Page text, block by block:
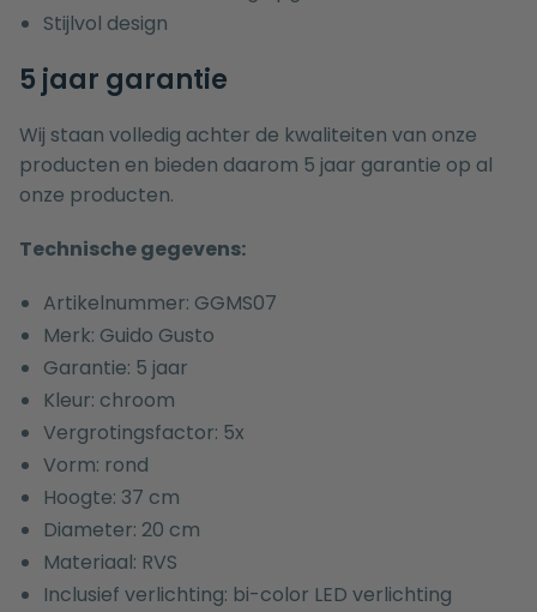
Stijlvol design
5 jaar garantie
Wij staan volledig achter de kwaliteiten van onze
producten en bieden daarom 5 jaar garantie op al
onze producten.
Technische gegevens:
Artikelnummer: GGMS07
Merk: Guido Gusto
Garantie: 5 jaar
Kleur: chroom
Vergrotingsfactor: 5x
Vorm: rond
Hoogte: 37 cm
Diameter: 20 cm
Materiaal: RVS
Inclusief verlichting: bi-color LED verlichting